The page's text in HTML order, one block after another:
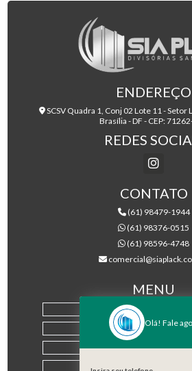
ENDEREÇO
SCSV Quadra 1, Conj 02 Lote 11 -
Brasília - DF - CEP:
REDES
CONTATO
(61) 98479-1944
(61) 98376-0515
(61) 98596-4748
MENU
EMPRESA
PRODUTOS
Olá! Fale